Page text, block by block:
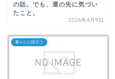
の話。でも、運の先に気づい
たこと。
2026年4月9日
暮らしに役立つ